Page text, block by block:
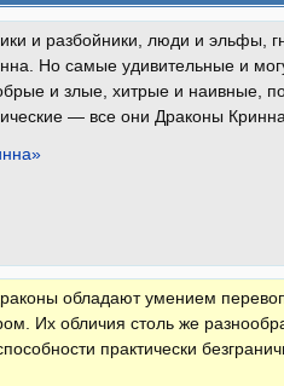
и разбойники, люди и эльфы,
Но самые удивительные и
и злые, хитрые и наивные,
— все они Драконы Кринна.
обладают умением
Их обличия столь же
практически